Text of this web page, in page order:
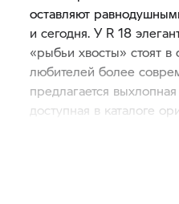
оставляют
и сегодня. У R 18
«рыбьи хвосты» стоят в
любителей более
предлагается
доступная в каталоге